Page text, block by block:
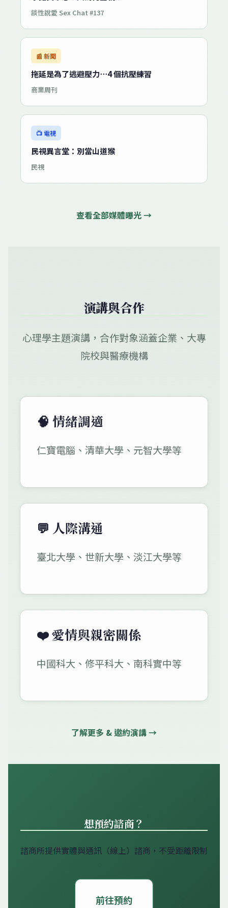
談性說愛 Sex Chat #137
📰 新聞
拖延是為了逃避壓力⋯4 個抗壓練習
商業周刊
📺 電視
民視異言堂：別當山道猴
民視
查看全部媒體曝光 →
演講與合作
心理學主題演講，合作對象涵蓋企業、大專
院校與醫療機構
🧠 情緒調適
仁寶電腦、清華大學、元智大學等
💬 人際溝通
臺北大學、世新大學、淡江大學等
❤️ 愛情與親密關係
中國科大、修平科大、南科實中等
了解更多 & 邀約演講 →
想預約諮商？
諮商所提供實體與通訊（線上）諮商，不受距離限制
前往預約